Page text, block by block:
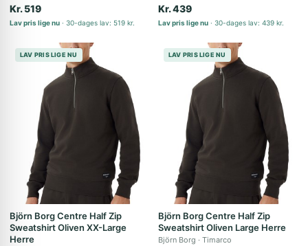
Kr. 519
Lav pris lige nu 30-dages lav: 519 kr.
Kr. 439
Lav pris lige nu 30-dages lav: 439 kr.
LAV PRIS LIGE NU
Björn Borg Centre Half Zip
Sweatshirt Oliven XX-Large
Herre
LAV PRIS LIGE NU
Björn Borg Centre Half Zip
Sweatshirt Oliven Large Herre
Björn Borg Timarco